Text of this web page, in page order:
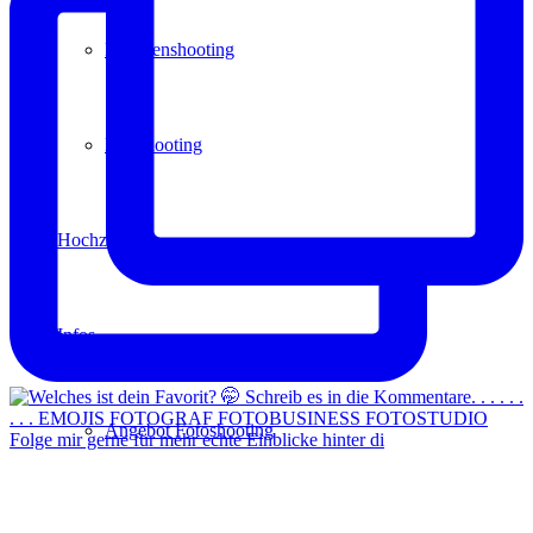
Familienshooting
Paarshooting
Hochzeit
Infos
Angebot Fotoshooting
Folge mir gerne für mehr echte Einblicke hinter di